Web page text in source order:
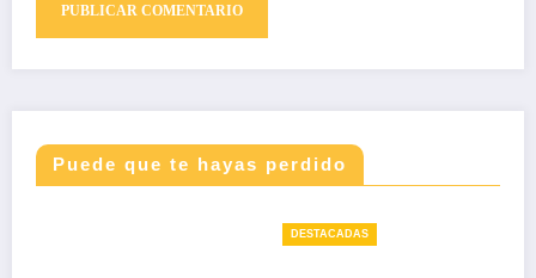
Puede que te hayas perdido